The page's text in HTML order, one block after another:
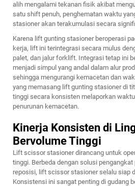
alih mengalami tekanan fisik akibat
satu shift penuh, penghematan waktu
stasioner akan terakumulasi secara
Karena lift gunting stasioner beroperasi
kerja, lift ini terintegrasi secara mulus
palet, dan jalur forklift. Integrasi tetap ini
menjadi simpul yang andal dalam alur
sehingga mengurangi kemacetan dan
yang memasang lift gunting stasioner di
tinggi secara konsisten melaporkan
penurunan kemacetan.
Kinerja Konsisten di
Bervolume Tinggi
Lift scissor stasioner dirancang untuk
tinggi. Berbeda dengan solusi
reposisi, lift scissor stasioner selalu siap
Konsistensi ini sangat penting di gudang